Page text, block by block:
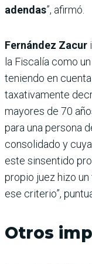
adendas”, afirmó.
Fernández Zacur
la Fiscalía como un
teniendo en
taxativamente
mayores de 70
para una persona
consolidado y
este sinsentido
propio juez hizo
ese criterio”,
Otros